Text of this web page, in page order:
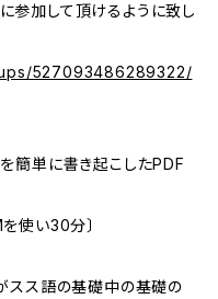
参加して頂けるように致し
527093486289322/
簡単に書き起こしたPDF
使い30分〕
スス語の基礎中の基礎の